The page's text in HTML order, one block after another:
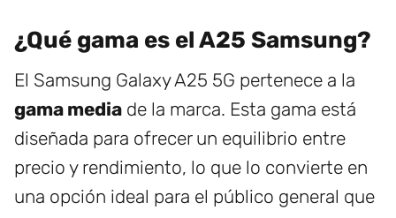
¿Qué gama es el A25 Samsung?
El Samsung Galaxy A25 5G pertenece a la
gama media de la marca. Esta gama está
diseñada para ofrecer un equilibrio entre
precio y rendimiento, lo que lo convierte en
una opción ideal para el público general que